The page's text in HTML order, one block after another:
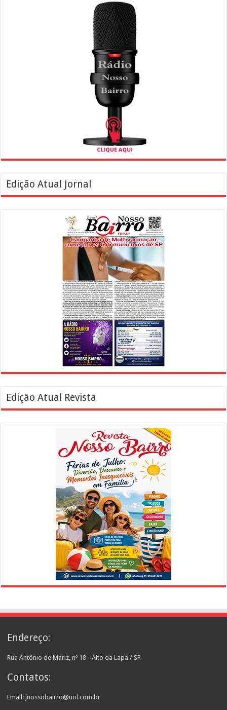
Edição Atual Jornal
Edição Atual Revista
Endereço:
Rua Antônio de Mariz, nº 18 - Alto da Lapa / SP
Contatos:
Email: jnossobairro@uol.com.br